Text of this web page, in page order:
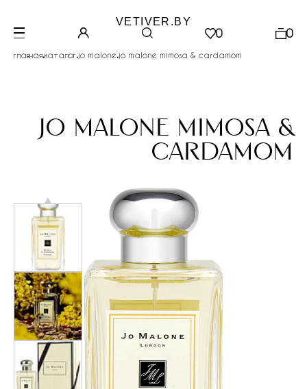
VETIVER.BY
0 0
главная.каталог.jo malone.jo malone mimosa & cardamom
jo malone mimosa &
cardamom